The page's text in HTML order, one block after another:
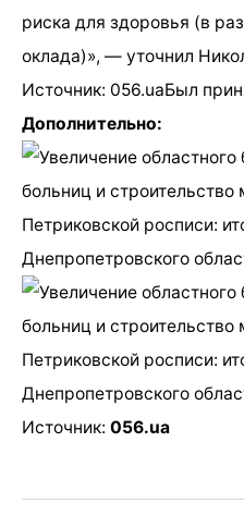
риска для здоровья (в
оклада)», — уточнил
Источник: 056.uaБыл
Дополнительно:
Источник: 056.ua